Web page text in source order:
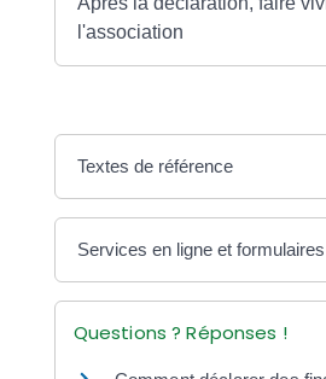
l'association
Textes de référence
Services en ligne et formulaires
Questions ? Réponses !